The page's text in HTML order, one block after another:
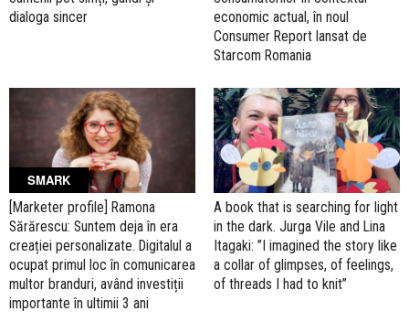
dialoga sincer
economic actual, în noul
Consumer Report lansat de
Starcom Romania
SMARK
[Marketer profile] Ramona
Sărărescu: Suntem deja în era
creației personalizate. Digitalul a
ocupat primul loc în comunicarea
multor branduri, având investiții
importante în ultimii 3 ani
A book that is searching for light
in the dark. Jurga Vile and Lina
Itagaki: ”I imagined the story like
a collar of glimpses, of feelings,
of threads I had to knit”